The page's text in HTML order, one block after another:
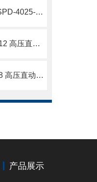
技术解读｜​KEIHIN京滨 SSPD-4025-15 15A 增强型高压直动电磁阀 不锈钢
KEIHIN 京滨 SSPD-4025-12 高压直动电磁阀 12A 加厚阀体不锈钢电磁阀 简介
KEIHIN 京滨 SSPD-4025-8 高压直动电磁阀 不锈钢流体控制阀 简介
产品展示